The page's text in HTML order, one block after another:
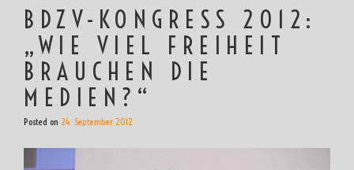
BDZV-KONGRESS 2012:
„WIE VIEL FREIHEIT
BRAUCHEN DIE
MEDIEN?“
Posted on 24. September 2012